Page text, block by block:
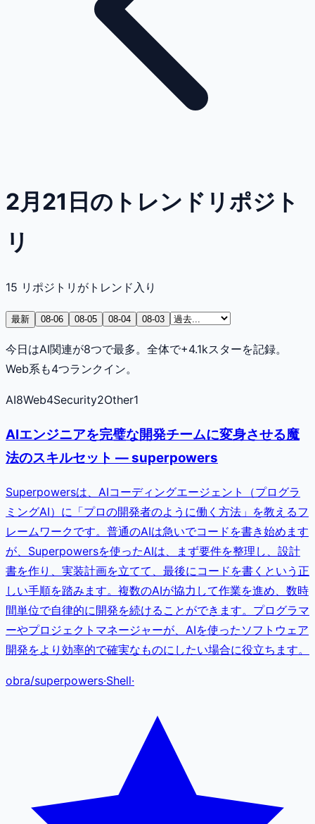
2月21日のトレンドリポジト
リ
15 リポジトリがトレンド入り
最新 08-06 08-05 08-04 08-03
今日はAI関連が8つで最多。全体で+4.1kスターを記録。
Web系も4つランクイン。
AI8Web4Security2Other1
AIエンジニアを完璧な開発チームに変身させる魔
法のスキルセット — superpowers
Superpowersは、AIコーディングエージェント（プログラ
ミングAI）に「プロの開発者のように働く方法」を教えるフ
レームワークです。普通のAIは急いでコードを書き始めます
が、Superpowersを使ったAIは、まず要件を整理し、設計
書を作り、実装計画を立てて、最後にコードを書くという正
しい手順を踏みます。複数のAIが協力して作業を進め、数時
間単位で自律的に開発を続けることができます。プログラマ
ーやプロジェクトマネージャーが、AIを使ったソフトウェア
開発をより効率的で確実なものにしたい場合に役立ちます。
obra/superpowers·Shell·